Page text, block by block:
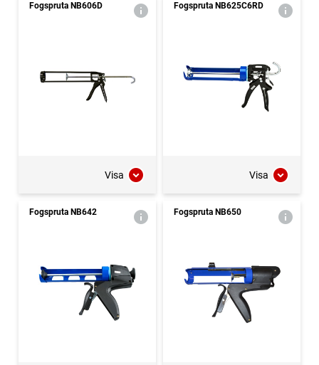
Fogspruta NB606D
Visa
Fogspruta NB625C6RD
Visa
Fogspruta NB642 Fogspruta NB650